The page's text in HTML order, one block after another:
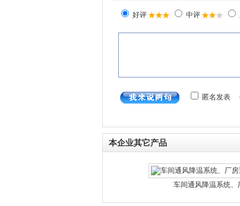
本企业其它产品
车间通风降温系统、